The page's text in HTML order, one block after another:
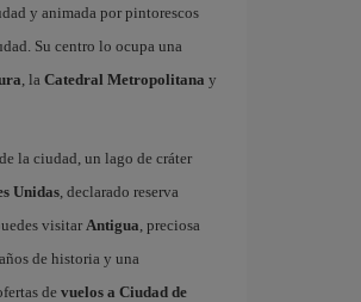
y animada por pintorescos
Su centro lo ocupa una
, la Catedral Metropolitana y
la ciudad, un lago de cráter
Unidas, declarado reserva
visitar Antigua, preciosa
de historia y una
de vuelos a Ciudad de